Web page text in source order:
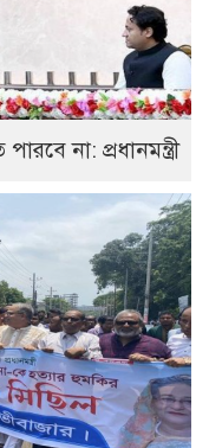
না: প্রধানমন্ত্রী